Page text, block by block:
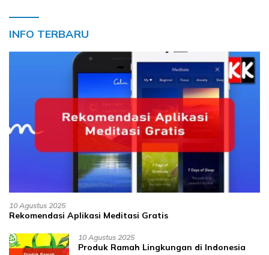
INFO TERBARU
10 Agustus 2025
Rekomendasi Aplikasi Meditasi Gratis
10 Agustus 2025
Produk Ramah Lingkungan di Indonesia